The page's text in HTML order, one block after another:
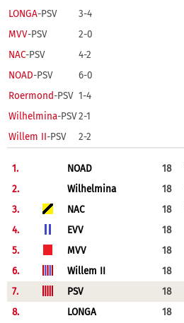
LONGA-PSV
3-4
MVV-PSV
2-0
NAC-PSV
4-2
NOAD-PSV
6-0
Roermond-PSV 1-4
Wilhelmina-PSV2-1
Willem II-PSV 2-2
1. NOAD 18
2.
Wilhelmina 18
3.
NAC 18
4.
EVV 18
5.
MVV 18
6.
Willem II 18
7.
PSV 18
8.
LONGA 18